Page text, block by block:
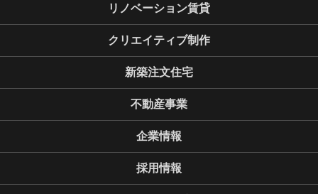
リノベーション賃貸
クリエイティブ制作
新築注文住宅
不動産事業
企業情報
採用情報